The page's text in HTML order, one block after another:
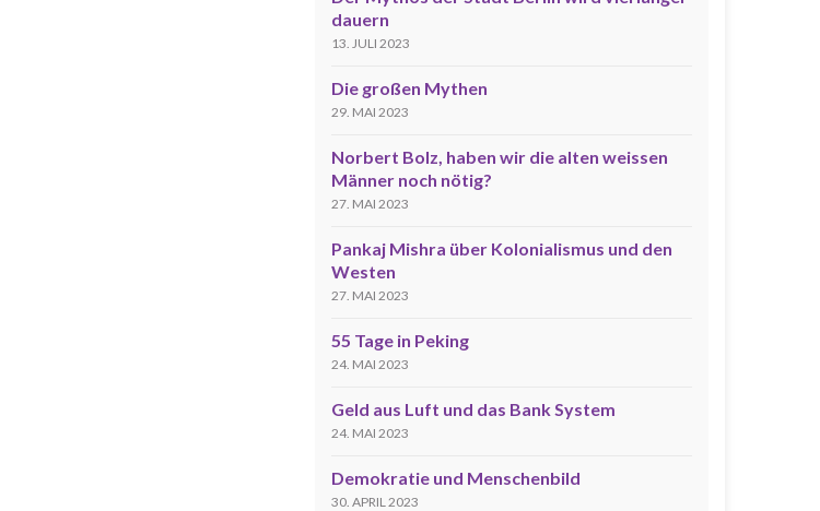
dauern
13. JULI 2023
Die großen Mythen
29. MAI 2023
Norbert Bolz, haben wir die alten weissen
Männer noch nötig?
27. MAI 2023
Pankaj Mishra über Kolonialismus und den
Westen
27. MAI 2023
55 Tage in Peking
24. MAI 2023
Geld aus Luft und das Bank System
24. MAI 2023
Demokratie und Menschenbild
30. APRIL 2023